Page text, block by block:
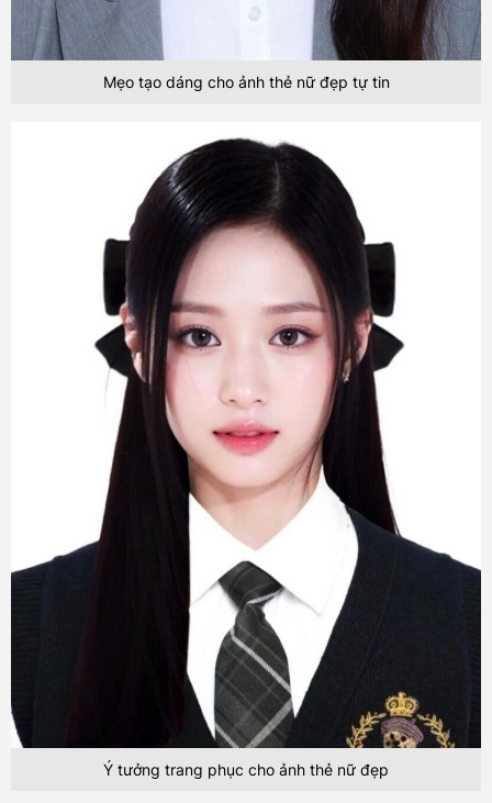
Mẹo tạo dáng cho ảnh thẻ nữ đẹp tự tin
Ý tưởng trang phục cho ảnh thẻ nữ đẹp